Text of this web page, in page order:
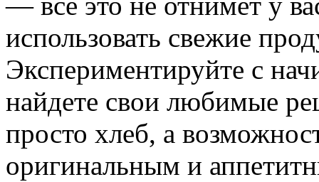
использовать свежие
Экспериментируйте с
найдете свои любимые
просто хлеб, а
оригинальным и